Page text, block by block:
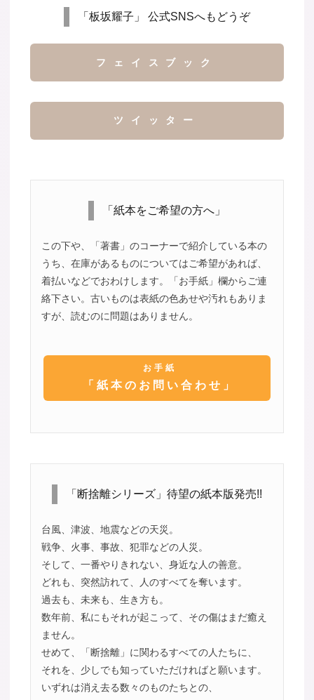
「板坂耀子」 公式SNSへもどうぞ
フェイスブック
ツイッター
「紙本をご希望の方へ」
この下や、「著書」のコーナーで紹介している本の
うち、在庫があるものについてはご希望があれば、
着払いなどでおわけします。「お手紙」欄からご連
絡下さい。古いものは表紙の色あせや汚れもありま
すが、読むのに問題はありません。
お手紙
「紙本のお問い合わせ」
「断捨離シリーズ」待望の紙本版発売!!
台風、津波、地震などの天災。
戦争、火事、事故、犯罪などの人災。
そして、一番やりきれない、身近な人の善意。
どれも、突然訪れて、人のすべてを奪います。
過去も、未来も、生き方も。
数年前、私にもそれが起こって、その傷はまだ癒え
ません。
せめて、「断捨離」に関わるすべての人たちに、
それを、少しでも知っていただければと願います。
いずれは消え去る数々のものたちとの、